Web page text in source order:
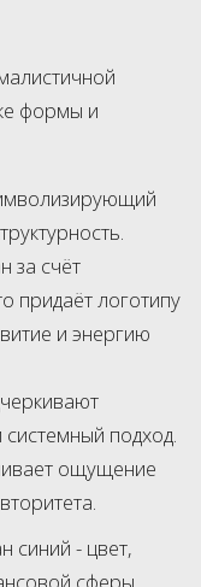
формы и
за счёт
придаёт логотипу
и энергию
подход.
ощущение
синий - цвет,
сферы,